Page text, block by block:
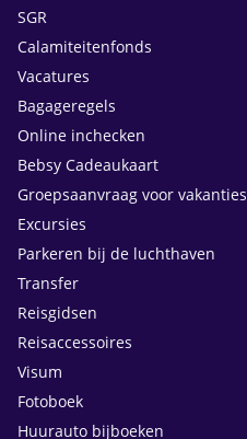
SGR
Calamiteitenfonds
Vacatures
Bagageregels
Online inchecken
Bebsy Cadeaukaart
Groepsaanvraag voor vakanties
Excursies
Parkeren bij de luchthaven
Transfer
Reisgidsen
Reisaccessoires
Visum
Fotoboek
Huurauto bijboeken